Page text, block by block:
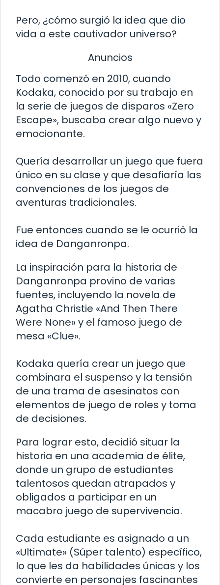
Pero, ¿cómo surgió la idea que dio
vida a este cautivador universo?
Anuncios
Todo comenzó en 2010, cuando
Kodaka, conocido por su trabajo en
la serie de juegos de disparos «Zero
Escape», buscaba crear algo nuevo y
emocionante.
Quería desarrollar un juego que fuera
único en su clase y que desafiaría las
convenciones de los juegos de
aventuras tradicionales.
Fue entonces cuando se le ocurrió la
idea de Danganronpa.
La inspiración para la historia de
Danganronpa provino de varias
fuentes, incluyendo la novela de
Agatha Christie «And Then There
Were None» y el famoso juego de
mesa «Clue».
Kodaka quería crear un juego que
combinara el suspenso y la tensión
de una trama de asesinatos con
elementos de juego de roles y toma
de decisiones.
Para lograr esto, decidió situar la
historia en una academia de élite,
donde un grupo de estudiantes
talentosos quedan atrapados y
obligados a participar en un
macabro juego de supervivencia.
Cada estudiante es asignado a un
«Ultimate» (Súper talento) específico,
lo que les da habilidades únicas y los
convierte en personajes fascinantes